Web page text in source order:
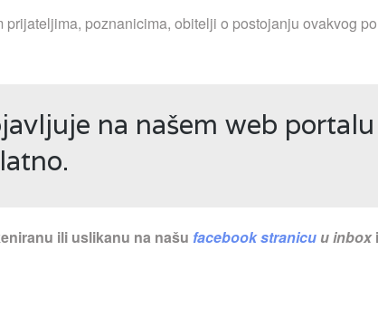
prijateljima, poznanicima, obitelji o postojanju ovakvog
na našem web
ili uslikanu na našu facebook stranicu u inbox